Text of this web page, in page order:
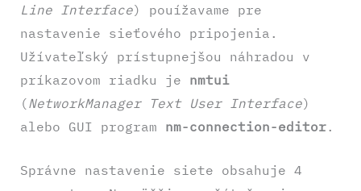
Line Interface) pouížavame pre
nastavenie sieťového pripojenia.
Užívateľský prístupnejšou náhradou v
príkazovom riadku je nmtui
(NetworkManager Text User Interface)
alebo GUI program nm-connection-editor.
Správne nastavenie siete obsahuje 4